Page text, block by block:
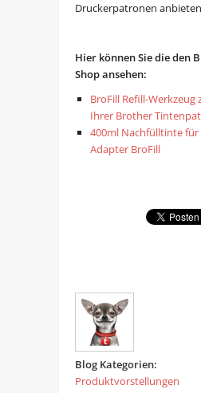
Druckerpatronen
Hier können Sie die den
Shop ansehen:
BroFill Refill-Werkzeug
Ihrer Brother
400ml Nachfülltinte
Adapter BroFill
Blog Kategorien:
Produktvorstellungen